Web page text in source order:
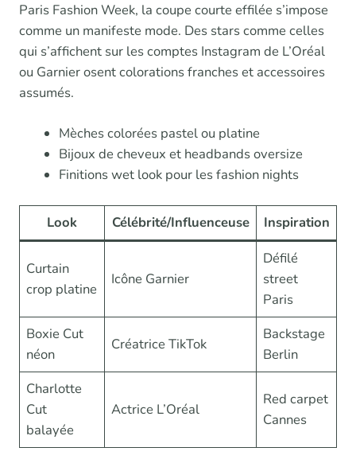
Paris Fashion Week, la coupe courte effilée s’impose
comme un manifeste mode. Des stars comme celles
qui s’affichent sur les comptes Instagram de L’Oréal
ou Garnier osent colorations franches et accessoires
assumés.
Mèches colorées pastel ou platine
Bijoux de cheveux et headbands oversize
Finitions wet look pour les fashion nights
Look Célébrité/Influenceuse Inspiration
Curtain
crop platine
Icône Garnier
Défilé
street
Paris
Boxie Cut
néon
Créatrice TikTok
Backstage
Berlin
Charlotte
Cut
balayée
Actrice L’Oréal
Red carpet
Cannes